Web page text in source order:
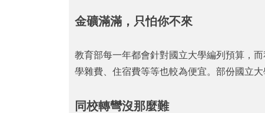
金礦滿滿，只怕你不來
教育部每一年都會針對國立大學編列預算，
學雜費、住宿費等等也較為便宜。部份國立
同校轉彎沒那麼難